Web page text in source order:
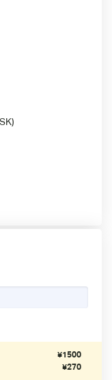
¥1500
¥270